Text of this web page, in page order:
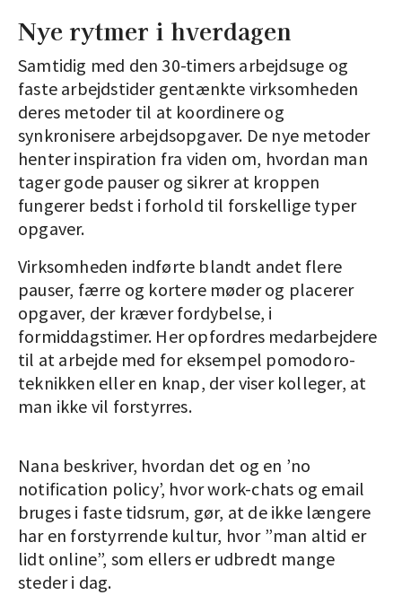
Nye rytmer i hverdagen
Samtidig med den 30-timers arbejdsuge og
faste arbejdstider gentænkte virksomheden
deres metoder til at koordinere og
synkronisere arbejdsopgaver. De nye metoder
henter inspiration fra viden om, hvordan man
tager gode pauser og sikrer at kroppen
fungerer bedst i forhold til forskellige typer
opgaver.
Virksomheden indførte blandt andet flere
pauser, færre og kortere møder og placerer
opgaver, der kræver fordybelse, i
formiddagstimer. Her opfordres medarbejdere
til at arbejde med for eksempel pomodoro-
teknikken eller en knap, der viser kolleger, at
man ikke vil forstyrres.
Nana beskriver, hvordan det og en ’no
notification policy’, hvor work-chats og email
bruges i faste tidsrum, gør, at de ikke længere
har en forstyrrende kultur, hvor ”man altid er
lidt online”, som ellers er udbredt mange
steder i dag.